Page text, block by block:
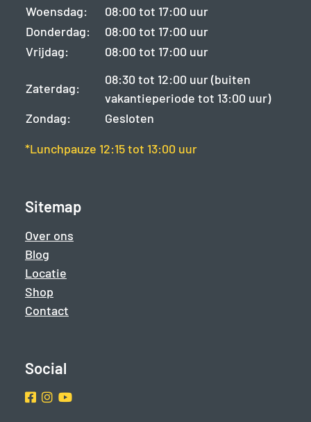
Woensdag:
08:00 tot 17:00 uur
Donderdag:
08:00 tot 17:00 uur
Vrijdag:
08:00 tot 17:00 uur
Zaterdag:
08:30 tot 12:00 uur (buiten
vakantieperiode tot 13:00 uur)
Zondag:
Gesloten
*Lunchpauze 12:15 tot 13:00 uur
Sitemap
Over ons
Blog
Locatie
Shop
Contact
Social
Facebook
Instragram
Youtube